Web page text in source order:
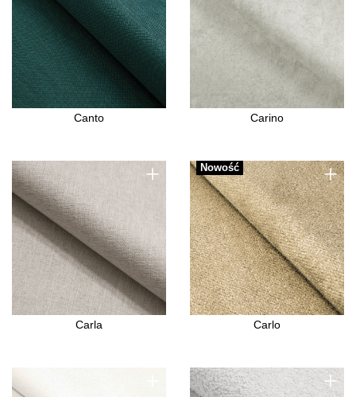
Canto Carino
+
Carla
+
Nowość
Carlo
+